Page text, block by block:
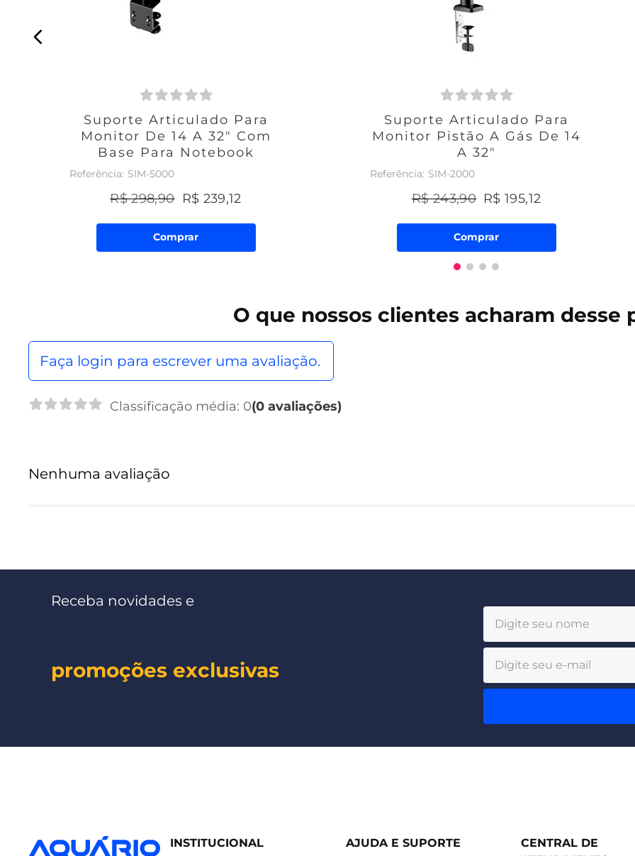
Suporte Articulado Para
Monitor De 14 A 32" Com
Base Para Notebook
SIM-5000
R$ 298,90 R$ 239,12
Comprar
Suporte Articulado Para
Monitor Pistão A Gás De 14
A 32"
SIM-2000
R$ 243,90 R$ 195,12
Comprar
O que nossos clientesacharam desse
Classificação média: 0(0 avaliações)
Faça login para escrever uma avaliação.
Nenhuma avaliação
Receba novidades e
promoções exclusivas
INSTITUCIONAL AJUDA E SUPORTE
CENTRAL DE